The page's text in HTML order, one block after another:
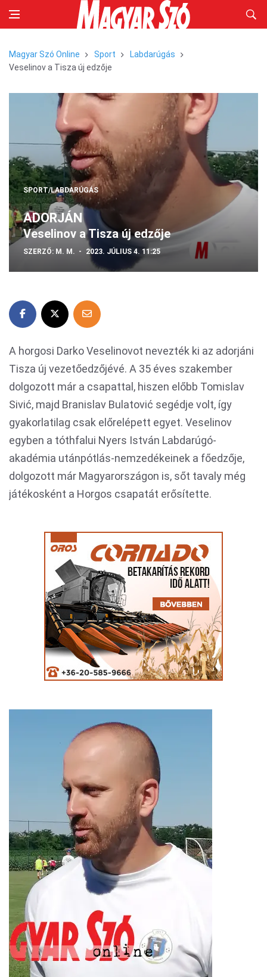
Magyar Szó Online Sport
Labdarúgás
Veselinov a Tisza új edzője
SPORT/LABDARÚGÁS
ADORJÁN
Veselinov a Tisza új edzője
SZERZŐ: M. M. 2023. JÚLIUS 4. 11:25
A horgosi Darko Veselinovot nevezték ki az adorjáni
Tisza új vezetőedzőjévé. A 35 éves szakember
dolgozott már a csapattal, hiszen előbb Tomislav
Sivić, majd Branislav Bulatović segédje volt, így
gyakorlatilag csak előrelépett egyet. Veselinov
egyben a tóthfalui Nyers István Labdarúgó-
akadémia utánpótlás-nemzedékeinek a főedzője,
dolgozott már Magyarországon is, sőt tavaly még
játékosként a Horgos csapatát erősítette.